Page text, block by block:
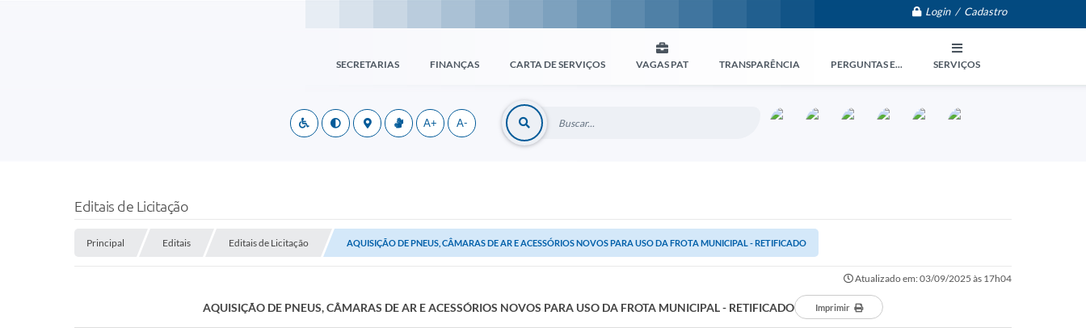
Login / Cadastro
SECRETARIAS FINANÇAS CARTA DE SERVIÇOS VAGAS PAT TRANSPARÊNCIA PERGUNTAS E... SERVIÇOS
A+ A-
Editais de Licitação
Principal Editais Editais de Licitação AQUISIÇÃO DE PNEUS, CÂMARAS DE AR E ACESSÓRIOS NOVOS PARA USO DA FROTA MUNICIPAL - RETIFICADO
Atualizado em: 03/09/2025 às 17h04
AQUISIÇÃO DE PNEUS, CÂMARAS DE AR E ACESSÓRIOS NOVOS PARA USO DA FROTA MUNICIPAL - RETIFICADO Imprimir